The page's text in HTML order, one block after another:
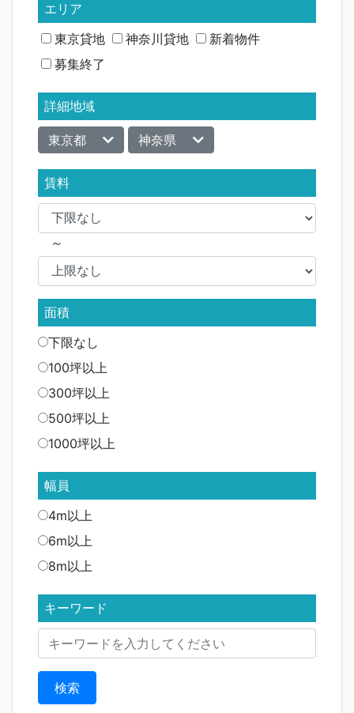
エリア
東京貸地
神奈川貸地
新着物件
募集終了
詳細地域
東京都 神奈県
賃料
～
面積
下限なし
100坪以上
300坪以上
500坪以上
1000坪以上
幅員
4m以上
6m以上
8m以上
キーワード